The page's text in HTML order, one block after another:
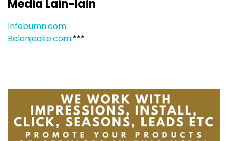
Media Lain-lain
Infobumn.com
Belanjaoke.com.***